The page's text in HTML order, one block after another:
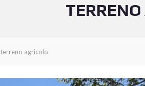
terreno agricolo